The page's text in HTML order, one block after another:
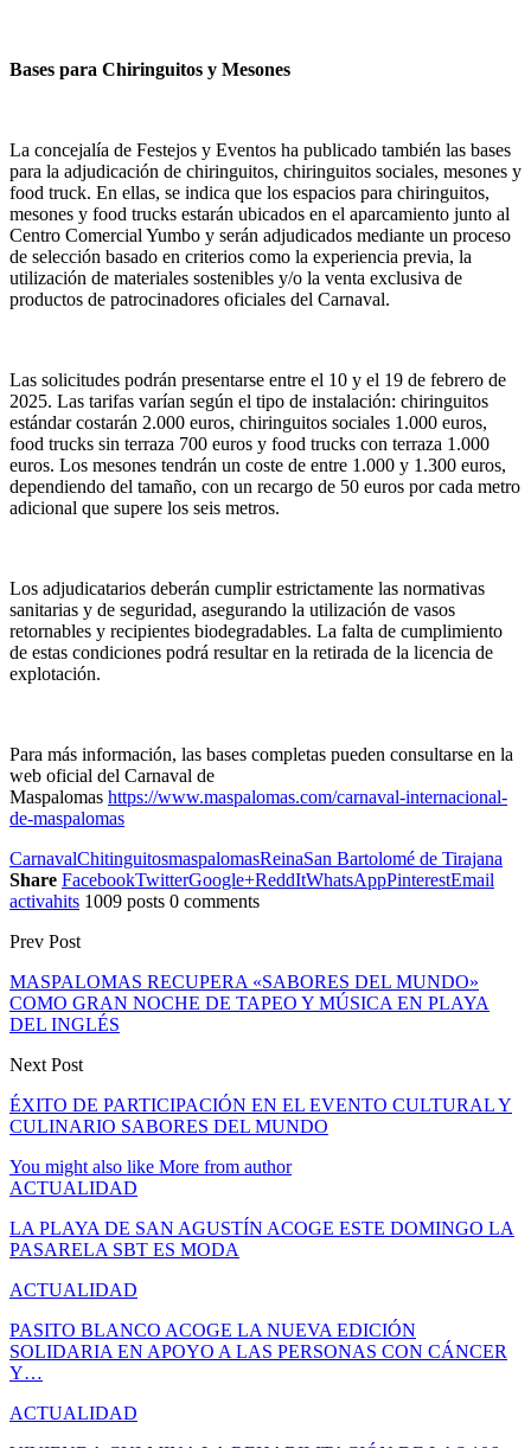
Bases para Chiringuitos y Mesones
La concejalía de Festejos y Eventos ha publicado también las bases
para la adjudicación de chiringuitos, chiringuitos sociales, mesones y
food truck. En ellas, se indica que los espacios para chiringuitos,
mesones y food trucks estarán ubicados en el aparcamiento junto al
Centro Comercial Yumbo y serán adjudicados mediante un proceso
de selección basado en criterios como la experiencia previa, la
utilización de materiales sostenibles y/o la venta exclusiva de
productos de patrocinadores oficiales del Carnaval.
Las solicitudes podrán presentarse entre el 10 y el 19 de febrero de
2025. Las tarifas varían según el tipo de instalación: chiringuitos
estándar costarán 2.000 euros, chiringuitos sociales 1.000 euros,
food trucks sin terraza 700 euros y food trucks con terraza 1.000
euros. Los mesones tendrán un coste de entre 1.000 y 1.300 euros,
dependiendo del tamaño, con un recargo de 50 euros por cada metro
adicional que supere los seis metros.
Los adjudicatarios deberán cumplir estrictamente las normativas
sanitarias y de seguridad, asegurando la utilización de vasos
retornables y recipientes biodegradables. La falta de cumplimiento
de estas condiciones podrá resultar en la retirada de la licencia de
explotación.
Para más información, las bases completas pueden consultarse en la
web oficial del Carnaval de
Maspalomas https://www.maspalomas.com/carnaval-internacional-
de-maspalomas
CarnavalChitinguitosmaspalomasReinaSan Bartolomé de Tirajana
Share FacebookTwitterGoogle+ReddItWhatsAppPinterestEmail
activahits 1009 posts 0 comments
Prev Post
MASPALOMAS RECUPERA «SABORES DEL MUNDO»
COMO GRAN NOCHE DE TAPEO Y MÚSICA EN PLAYA
DEL INGLÉS
Next Post
ÉXITO DE PARTICIPACIÓN EN EL EVENTO CULTURAL Y
CULINARIO SABORES DEL MUNDO
You might also like More from author
ACTUALIDAD
LA PLAYA DE SAN AGUSTÍN ACOGE ESTE DOMINGO LA
PASARELA SBT ES MODA
ACTUALIDAD
PASITO BLANCO ACOGE LA NUEVA EDICIÓN
SOLIDARIA EN APOYO A LAS PERSONAS CON CÁNCER
Y…
ACTUALIDAD